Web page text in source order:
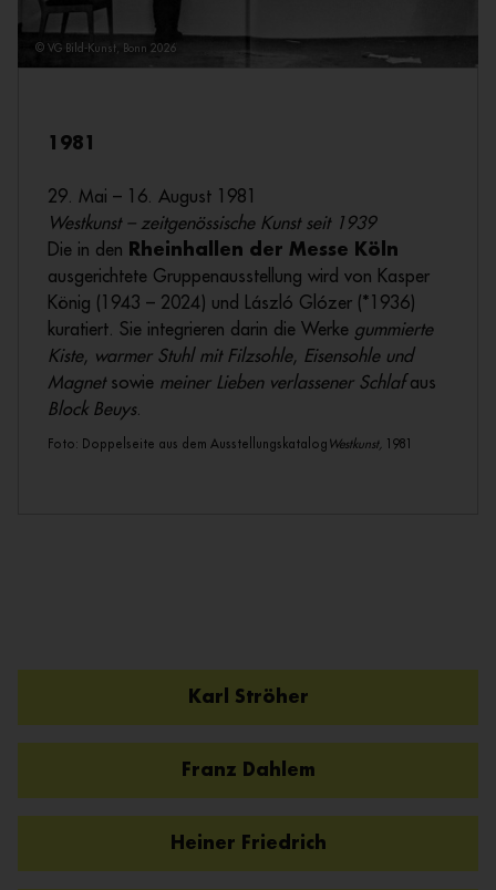
© VG Bild-Kunst, Bonn 2026
1981
29. Mai – 16. August
1981
Westkunst – zeitgenössische Kunst seit 1939
Die in den
Rheinhallen der Messe Köln
ausgerichtete Gruppenausstellung wird von Kasper
König (1943 – 2024) und László Glózer (*1936)
kuratiert. Sie integrieren darin die Werke gummierte
Kiste, warmer Stuhl mit Filzsohle, Eisensohle und
Magnetsowie meiner Lieben verlassener Schlaf aus
Block Beuys.
Foto: Doppelseite aus dem Ausstellungskatalog Westkunst, 1981
Karl Ströher
Franz Dahlem
Heiner Friedrich